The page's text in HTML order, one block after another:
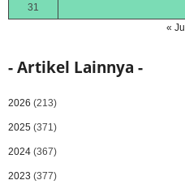
31
« Jul
- Artikel Lainnya -
2026 (213)
2025 (371)
2024 (367)
2023 (377)